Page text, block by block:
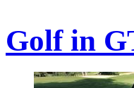
Golf in